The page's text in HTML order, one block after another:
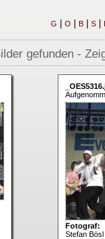
G O B| S|
gefunden -
Fotograf:
Stefan Bösl